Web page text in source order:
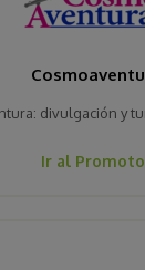
divulgación y
Ir al